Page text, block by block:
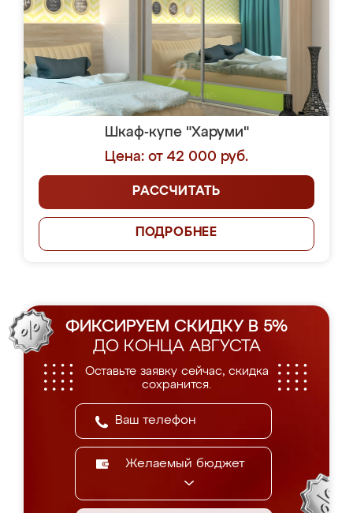
Шкаф-купе "Харуми"
Цена: от 42 000 руб.
РАССЧИТАТЬ
ПОДРОБНЕЕ
ФИКСИРУЕМ СКИДКУ В 5%
ДО КОНЦА АВГУСТА
Оставьте заявку сейчас, скидка
сохранится.
Желаемый бюджет